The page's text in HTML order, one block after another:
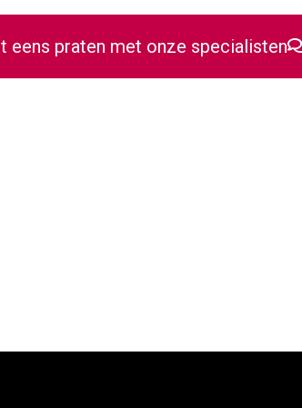
eens praten met onze specialisten